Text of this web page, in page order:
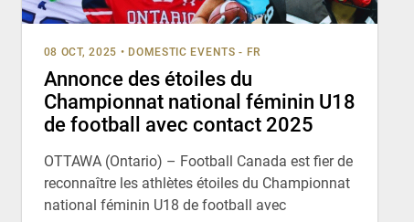
08 OCT, 2025 • DOMESTIC EVENTS - FR
Annonce des étoiles du
Championnat national féminin U18
de football avec contact 2025
OTTAWA (Ontario) – Football Canada est fier de
reconnaître les athlètes étoiles du Championnat
national féminin U18 de football avec